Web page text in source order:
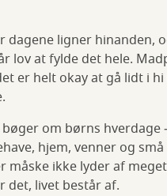
dagene ligner hinanden,
lov at fylde det hele.
er helt okay at gå lidt i
om børns hverdage
hjem, venner og små
måske ikke lyder af
det, livet består af.